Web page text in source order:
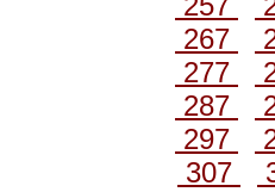
267
277
287
297
307